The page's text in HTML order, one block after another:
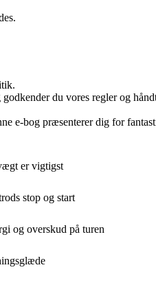
du vores regler og
e-bog præsenterer dig for
er vigtigst
stop og start
og overskud på turen